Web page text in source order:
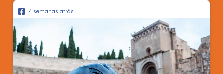
4 semanas atrás